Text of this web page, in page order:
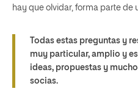
hay que olvidar, forma parte de
Todas estas preguntas y
muy particular, amplio y
ideas, propuestas y
socias.